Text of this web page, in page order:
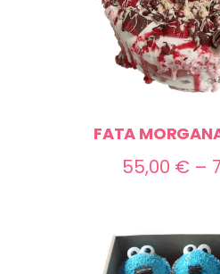
FATA
55,00 € –